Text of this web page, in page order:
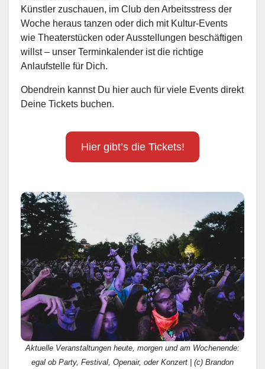
Künstler zuschauen, im Club den Arbeitsstress der
Woche heraus tanzen oder dich mit Kultur-Events
wie Theaterstücken oder Ausstellungen beschäftigen
willst – unser Terminkalender ist die richtige
Anlaufstelle für Dich.
Obendrein kannst Du hier auch für viele Events direkt
Deine Tickets buchen.
Hier gibt’s die Tickets!
Aktuelle Veranstaltungen heute, morgen und am Wochenende:
egal ob Party, Festival, Openair, oder Konzert | (c) Brandon